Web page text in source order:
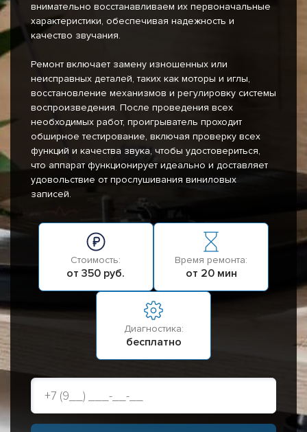
внимательно восстанавливаем их первоначальные
характеристики, обеспечивая надежность и
качество звучания.
Ремонт включает замену изношенных или
неисправных деталей, таких как моторы и иглы,
восстановление механизмов и регулировку системы
воспроизведения. После проведения всех
необходимых работ, проигрыватель проходит
обширное тестирование, включая проверку всех
функций и качества звука, чтобы удостовериться,
что аппарат функционирует идеально и доставляет
удовольствие от прослушивания виниловых
записей.
Стоимость:
от 350 руб.
Время ремонта:
от 20 мин
Диагностика:
бесплатно